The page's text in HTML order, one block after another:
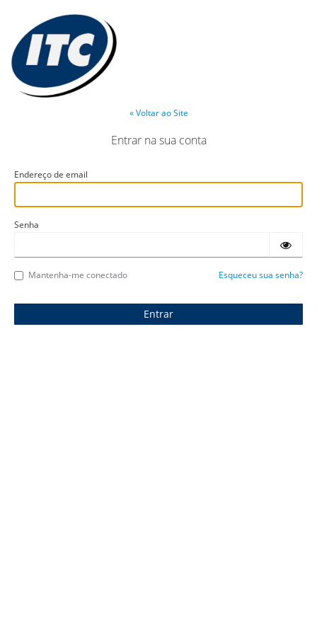
« Voltar ao Site
Entrar na sua conta
Endereço de email
Senha
Mantenha-me conectado Esqueceu sua senha?